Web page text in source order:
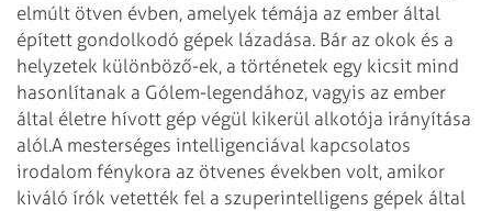
elmúlt ötven évben, amelyek témája az ember által
épített gondolkodó gépek lázadása. Bár az okok és a
helyzetek különböző-ek, a történetek egy kicsit mind
hasonlítanak a Gólem-legendához, vagyis az ember
által életre hívott gép végül kikerül alkotója irányítása
alól.A mesterséges intelligenciával kapcsolatos
irodalom fénykora az ötvenes években volt, amikor
kiváló írók vetették fel a szuperintelligens gépek által